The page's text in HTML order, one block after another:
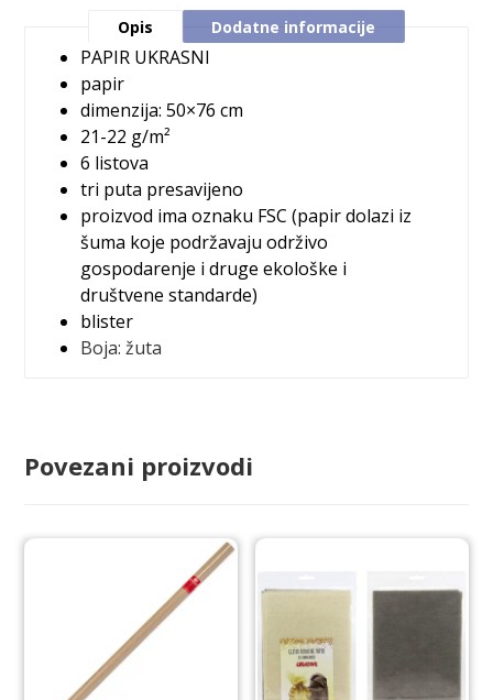
Opis Dodatne informacije
PAPIR UKRASNI
papir
dimenzija: 50×76 cm
21-22 g/m²
6 listova
tri puta presavijeno
proizvod ima oznaku FSC (papir dolazi iz
šuma koje podržavaju održivo
gospodarenje i druge ekološke i
društvene standarde)
blister
Boja:žuta
Povezani proizvodi